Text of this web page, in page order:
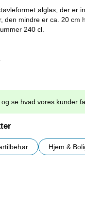
ølglas, der er
den mindre er ca. 20 cm
240 cl.
og se hvad vores
Hjem &